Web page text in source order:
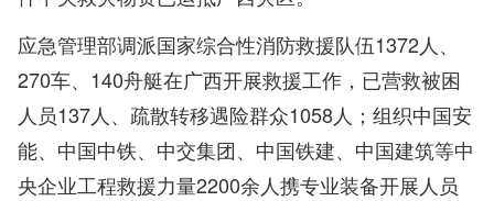
应急管理部调派国家综合性消防救援队伍1372人、
270车、140舟艇在广西开展救援工作，已营救被困
人员137人、疏散转移遇险群众1058人；组织中国安
能、中国中铁、中交集团、中国铁建、中国建筑等中
央企业工程救援力量2200余人携专业装备开展人员